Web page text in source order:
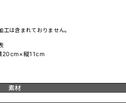
は含まれておりません。
縦11cm
素材